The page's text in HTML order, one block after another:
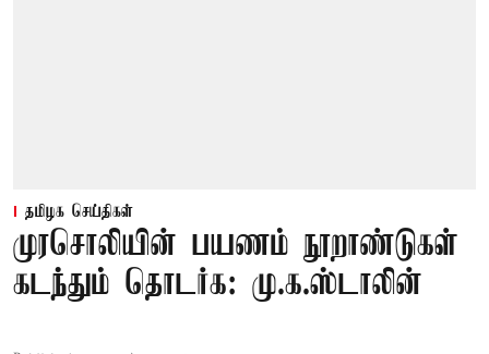
தமிழக செய்திகள்
முரசொலியின் பயணம் நூறாண்டுகள்
கடந்தும் தொடர்க: மு.க.ஸ்டாலின்